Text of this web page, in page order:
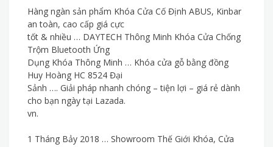
Hàng ngàn sản phẩm Khóa Cửa Cố Định ABUS, Kinbar
an toàn, cao cấp giá cực
tốt & nhiều … DAYTECH Thông Minh Khóa Cửa Chống
Trộm Bluetooth Ứng
Dụng Khóa Thông Minh … Khóa cửa gỗ bằng đồng
Huy Hoàng HC 8524 Đại
Sảnh …. Giải pháp nhanh chóng – tiện lợi – giá rẻ dành
cho bạn ngày tại Lazada.
vn.
1 Tháng Bảy 2018 … Showroom Thế Giới Khóa, Cửa